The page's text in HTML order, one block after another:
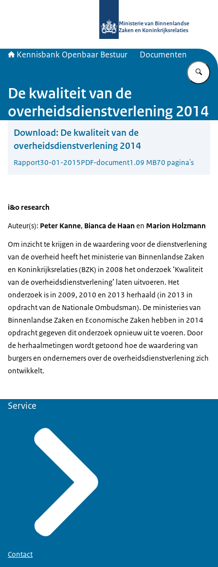
Ministerie van Binnenlandse
Zaken en Koninkrijksrelaties
Kennisbank Openbaar Bestuur Documenten
De kwaliteit van de
overheidsdienstverlening 2014
Download: De kwaliteit van de
overheidsdienstverlening 2014
Rapport30-01-2015PDF-document1.09 MB70 pagina's
i&o research
Auteur(s): Peter Kanne, Bianca de Haan en Marion Holzmann
Om inzicht te krijgen in de waardering voor de dienstverlening
van de overheid heeft het ministerie van Binnenlandse Zaken
en Koninkrijksrelaties (BZK) in 2008 het onderzoek ‘Kwaliteit
van de overheidsdienstverlening’ laten uitvoeren. Het
onderzoek is in 2009, 2010 en 2013 herhaald (in 2013 in
opdracht van de Nationale Ombudsman). De ministeries van
Binnenlandse Zaken en Economische Zaken hebben in 2014
opdracht gegeven dit onderzoek opnieuw uit te voeren. Door
de herhaalmetingen wordt getoond hoe de waardering van
burgers en ondernemers over de overheidsdienstverlening zich
ontwikkelt.
Service
Contact